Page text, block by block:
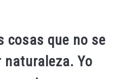
cosas que no se
naturaleza. Yo